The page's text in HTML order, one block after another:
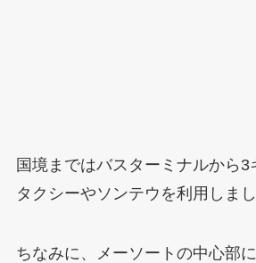
国境まではバスターミナルから3
タクシーやソンテウを利用しまし
ちなみに、メーソートの中心部